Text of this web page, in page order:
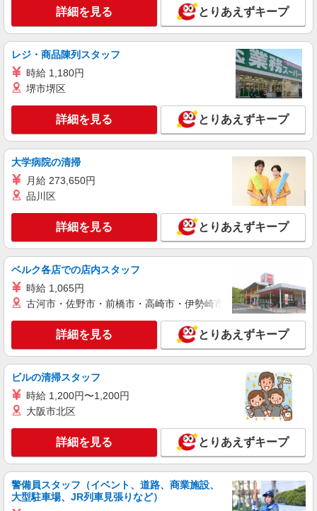
介いたします♪ ★直行直帰OK★
キープ 詳細を見る
アルバイト パート
ミニメイド・サービス株式会社
時給1,700円〜 研修期間（2日）：時給1,300円
※別途手当あり
神奈川県川崎市高津区 他、東京都・都内23
区・その他一都三県、お住まいに近い地域をご紹
キープ 詳細を見る
アルバイト パート
株式会社ボイス
スーパー内の清掃スタッフ
時給1315円
【勤務地：オーケー株式会社溝ノ口店 】神奈
キープ 詳細を見る
リゾート地の住み込みスタッフ
▼時給： 1,300円〜2,000円（勤務地による）
▼月収例： 27万6,575円〜 （時給1,300円 × 8h）
＋ 残業1h × 23日 ◎住まい・食事・Wi-Fiが全部0
円のため、月に20万円以上の貯金も無理なく可能
です！ ◎現地までの往復交通費も支給あり！（規
定あり）
神奈川県川崎市高津区 ＜勤務地＞ 全国のホテ
ルや旅館、温泉施設など勤務先を自由に選べま
す！ ◎休日は観光し放題！ ◎3ヶ月ごとに勤務地
を変えながら全国を周ることも！ ◎お試し移住に
もぴったり！ ※こちらは、全国のリゾートバイト
を紹介するお仕事となります。そのため、記載さ
派遣社員
詳細を見る とりあえずキープ
レジ・商品陳列スタッフ
時給 1,180円
堺市堺区
詳細を見る とりあえずキープ
大学病院の清掃
月給 273,650円
品川区
詳細を見る とりあえずキープ
ベルク各店での店内スタッフ
時給 1,065円
古河市・佐野市・前橋市・高崎市・伊勢崎市・太田市・館林市
詳細を見る とりあえずキープ
ビルの清掃スタッフ
時給 1,200円〜1,200円
大阪市北区
詳細を見る とりあえずキープ
警備員スタッフ（イベント、道路、商業施設、
大型駐車場、JR列車見張りなど）